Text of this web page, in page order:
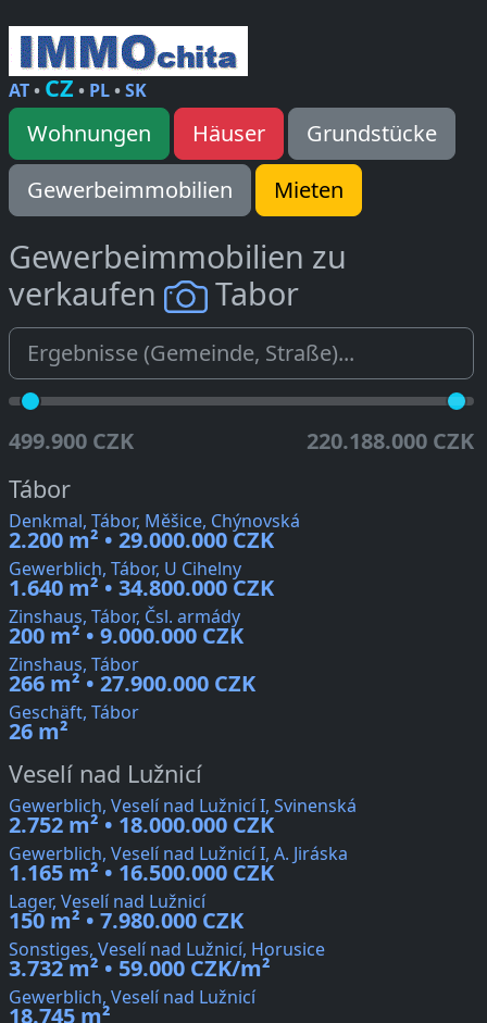
AT• CZ • PL•SK
Wohnungen Häuser
Grundstücke
Gewerbeimmobilien
Mieten
Gewerbeimmobilien zu
verkaufen
Tabor
499.900 CZK 220.188.000 CZK
Tábor
Denkmal, Tábor, Měšice, Chýnovská
2.200 m² • 29.000.000 CZK
Gewerblich, Tábor, U Cihelny
1.640 m² • 34.800.000 CZK
Zinshaus, Tábor, Čsl. armády
200 m² • 9.000.000 CZK
Zinshaus, Tábor
266 m² • 27.900.000 CZK
Geschäft, Tábor
26 m²
Veselí nad Lužnicí
Gewerblich, Veselí nad Lužnicí I, Svinenská
2.752 m² • 18.000.000 CZK
Gewerblich, Veselí nad Lužnicí I, A. Jiráska
1.165 m² • 16.500.000 CZK
Lager, Veselí nad Lužnicí
150 m² • 7.980.000 CZK
Sonstiges, Veselí nad Lužnicí, Horusice
3.732 m² • 59.000 CZK/m²
Gewerblich, Veselí nad Lužnicí
18.745 m²